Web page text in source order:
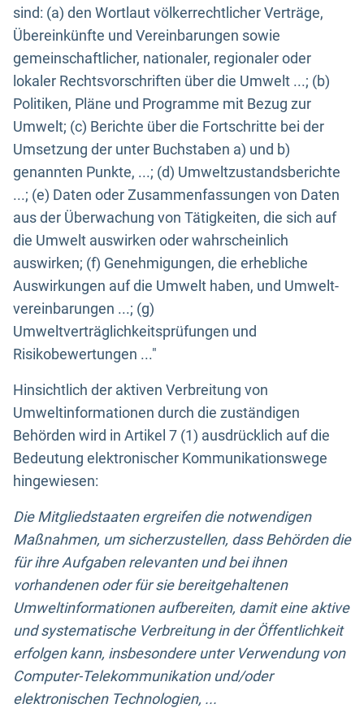
sind: (a) den Wortlaut völkerrechtlicher Verträge,
Übereinkünfte und Vereinbarungen sowie
gemeinschaftlicher, nationaler, regionaler oder
lokaler Rechtsvorschriften über die Umwelt ...; (b)
Politiken, Pläne und Programme mit Bezug zur
Umwelt; (c) Berichte über die Fortschritte bei der
Umsetzung der unter Buchstaben a) und b)
genannten Punkte, ...; (d) Umweltzustandsberichte
...; (e) Daten oder Zusammenfassungen von Daten
aus der Überwachung von Tätigkeiten, die sich auf
die Umwelt auswirken oder wahrscheinlich
auswirken; (f) Genehmigungen, die erhebliche
Auswirkungen auf die Umwelt haben, und Umwelt-
vereinbarungen ...; (g)
Umweltverträglichkeitsprüfungen und
Risikobewertungen ..."
Hinsichtlich der aktiven Verbreitung von
Umweltinformationen durch die zuständigen
Behörden wird in Artikel 7 (1) ausdrücklich auf die
Bedeutung elektronischer Kommunikationswege
hingewiesen:
Die Mitgliedstaaten ergreifen die notwendigen
Maßnahmen, um sicherzustellen, dass Behörden die
für ihre Aufgaben relevanten und bei ihnen
vorhandenen oder für sie bereitgehaltenen
Umweltinformationen aufbereiten, damit eine aktive
und systematische Verbreitung in der Öffentlichkeit
erfolgen kann, insbesondere unter Verwendung von
Computer-Telekommunikation und/oder
elektronischen Technologien, ...